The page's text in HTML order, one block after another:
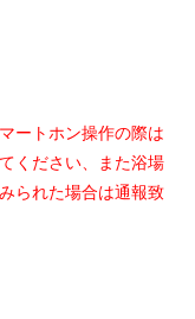
ートホン操作の際は
ください、また浴場
られた場合は通報致